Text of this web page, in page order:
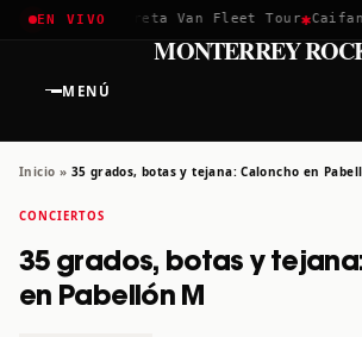
EN VIVO
2026✱Greta Van Fleet Tour✱
MENÚ
MONTERREY
Inicio » 35 grados, botas y tejana: Caloncho en
CONCIERTOS
35 grados, botas y
en Pabellón M